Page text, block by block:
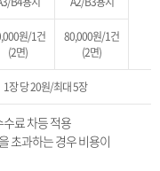
원/1건
(2면)
80,000원/1건
(2면)
1장 당 20원/최대 5장
료 차등 적용
초과하는 경우 비용이